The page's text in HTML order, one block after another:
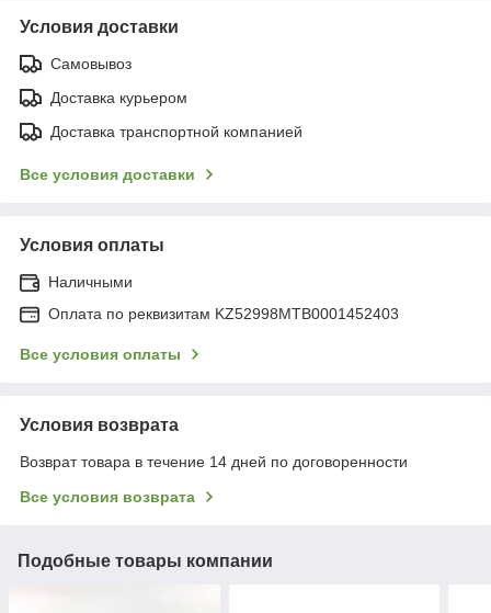
Условия доставки
Самовывоз
Доставка курьером
Доставка транспортной компанией
Все условия доставки
Условия оплаты
Наличными
Оплата по реквизитам KZ52998MTB0001452403
Все условия оплаты
Условия возврата
Возврат товара в течение 14 дней по договоренности
Все условия возврата
Подобные товары компании